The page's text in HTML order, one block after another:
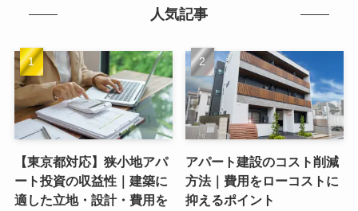
人気記事
【東京都対応】狭小地アパ
ート投資の収益性｜建築に
適した立地・設計・費用を
アパート建設のコスト削減
方法｜費用をローコストに
抑えるポイント